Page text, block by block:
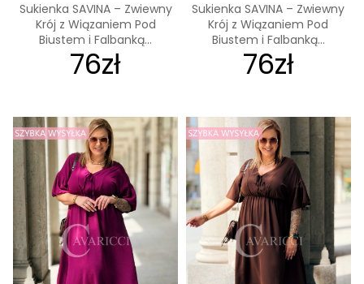
Sukienka SAVINA – Zwiewny
Krój z Wiązaniem Pod
Biustem i Falbanką...
76zł
Sukienka SAVINA – Zwiewny
Krój z Wiązaniem Pod
Biustem i Falbanką...
76zł